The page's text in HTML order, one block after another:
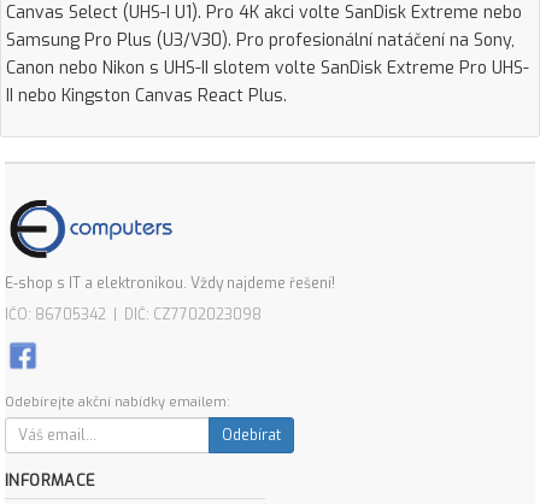
Canvas Select (UHS-I U1). Pro 4K akci volte SanDisk Extreme nebo
Samsung Pro Plus (U3/V30). Pro profesionální natáčení na Sony,
Canon nebo Nikon s UHS-II slotem volte SanDisk Extreme Pro UHS-
II nebo Kingston Canvas React Plus.
E-shop s IT a elektronikou. Vždy najdeme řešení!
IČO: 86705342 | DIČ: CZ7702023098
Odebírejte akční nabídky emailem:
Odebírat
INFORMACE